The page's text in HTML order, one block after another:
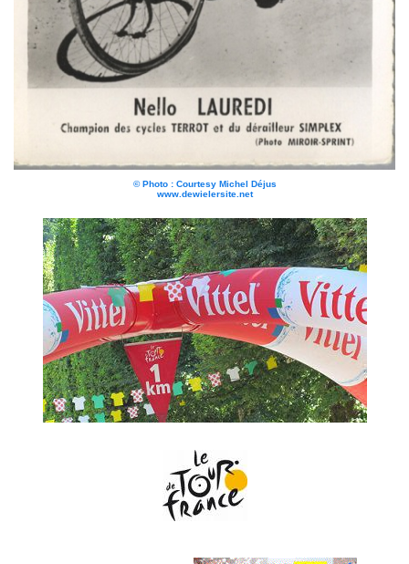
© Photo : Courtesy Michel Déjus
www.dewielersite.net